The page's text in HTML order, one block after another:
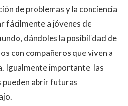
de problemas y la conciencia
fácilmente a jóvenes de
dándoles la posibilidad de
con compañeros que viven a
Igualmente importante, las
abrir futuras